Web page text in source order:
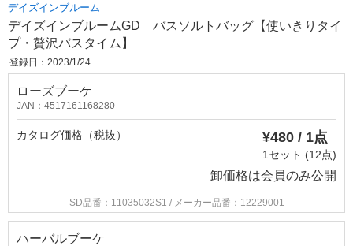
デイズインブルーム
デイズインブルームGD バスソルトバッグ【使いきりタイ
プ・贅沢バスタイム】
登録日：2023/1/24
ローズブーケ
JAN：4517161168280
カタログ価格（税抜） ¥480 / 1点
1セット (12点)
卸価格は会員のみ公開
SD品番：11035032S1 / メーカー品番：12229001
ハーバルブーケ